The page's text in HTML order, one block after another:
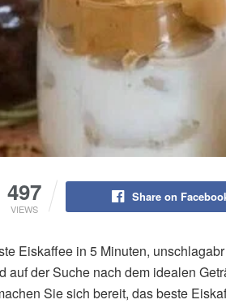
497
VIEWS
Share on
Eiskaffee in 5 Minuten,
auf der Suche nach dem idealen
Sie sich bereit, das beste